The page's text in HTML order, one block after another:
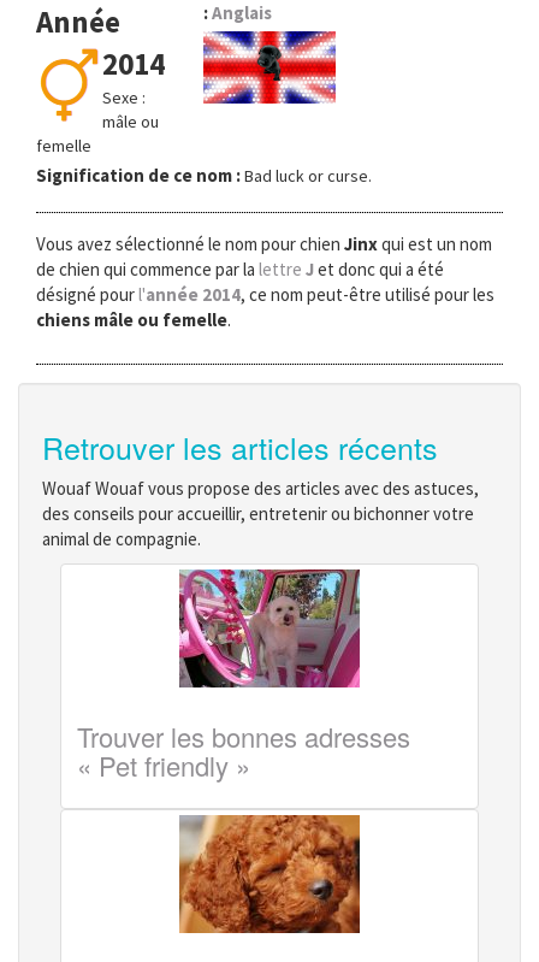
Année
2014
Sexe :
mâle ou
femelle
:Anglais
Signification de ce nom :Bad luck or curse.
Vous avez sélectionné le nom pour chien Jinxqui est un nom
de chien qui commence par la lettre Jet donc qui a été
désigné pourl'année 2014, ce nom peut-être utilisé pour les
chiens mâle ou femelle.
Retrouver les articles récents
Wouaf Wouaf vous propose des articles avec des astuces,
des conseils pour accueillir, entretenir ou bichonner votre
animal de compagnie.
Trouver les bonnes adresses
« Pet friendly »